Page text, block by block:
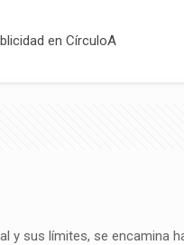
en CírculoA
y sus límites, se encamina